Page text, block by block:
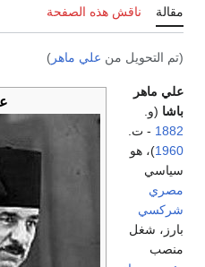
هذه الصفحة
منعلي ماهر )
علي ماهر باشا